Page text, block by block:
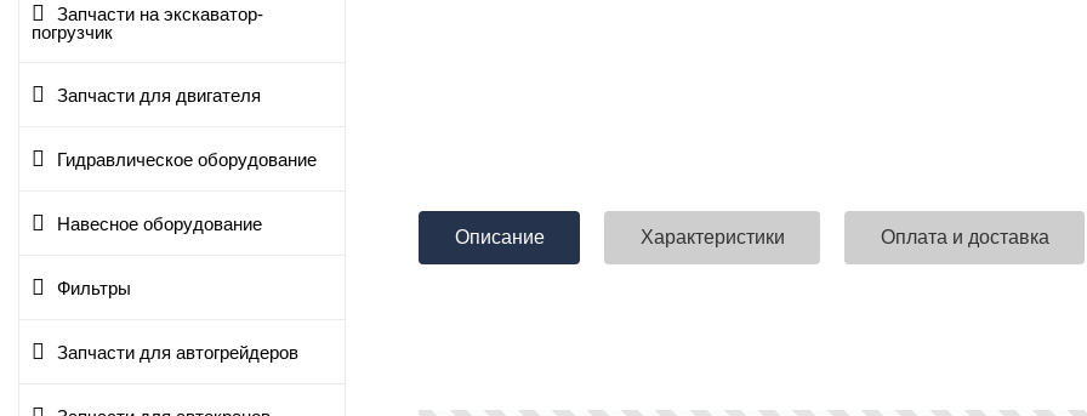
Запчасти на экскаватор-
погрузчик
Запчасти для двигателя
Гидравлическое оборудование
Навесное оборудование
Фильтры
Запчасти для автогрейдеров
Описание Характеристики Оплата и доставка